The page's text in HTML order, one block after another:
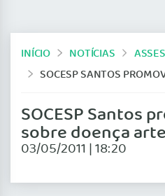
INÍCIO NOTÍCIAS
SOCESP SANTOS PROMOVE EVENTO SOBRE DOENÇA ARTERIAL
SOCESP Santos
sobre doença
03/05/2011 | 18:20